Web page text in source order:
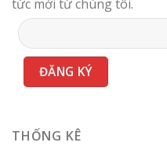
tức mới từ chúng tôi.
THỐNG KÊ